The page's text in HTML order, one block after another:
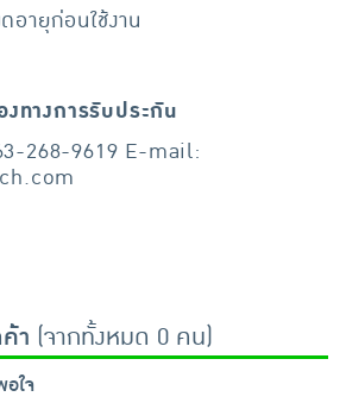
ายุก่อนใช้งาน
ทางการรับประกัน
268-9619 E-mail:
า (จากทั้งหมด 0 คน)
ใจ